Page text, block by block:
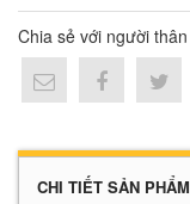
Chia sẻ với người thân
CHI TIẾT SẢN PHẨM